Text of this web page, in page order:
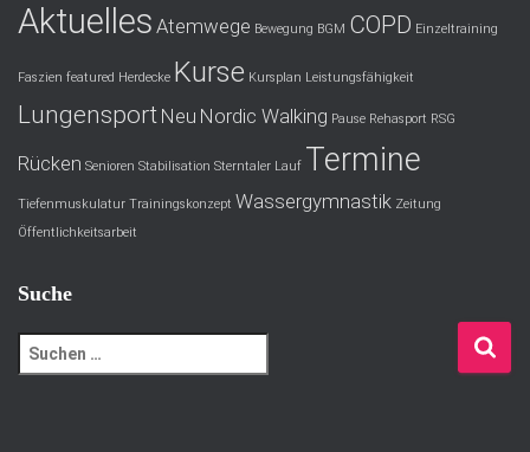
Aktuelles Atemwege Bewegung BGM COPD Einzeltraining
Faszien featured Herdecke Kurse Kursplan Leistungsfähigkeit
Lungensport Neu Nordic Walking Pause Rehasport RSG
Rücken Senioren Stabilisation Sterntaler Lauf Termine
Tiefenmuskulatur Trainingskonzept Wassergymnastik Zeitung
Öffentlichkeitsarbeit
Suche
u